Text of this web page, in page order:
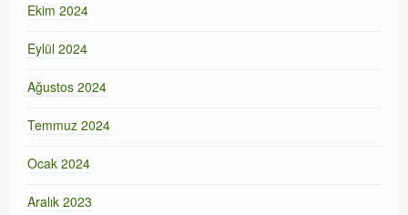
Ekim 2024
Eylül 2024
Ağustos 2024
Temmuz 2024
Ocak 2024
Aralık 2023